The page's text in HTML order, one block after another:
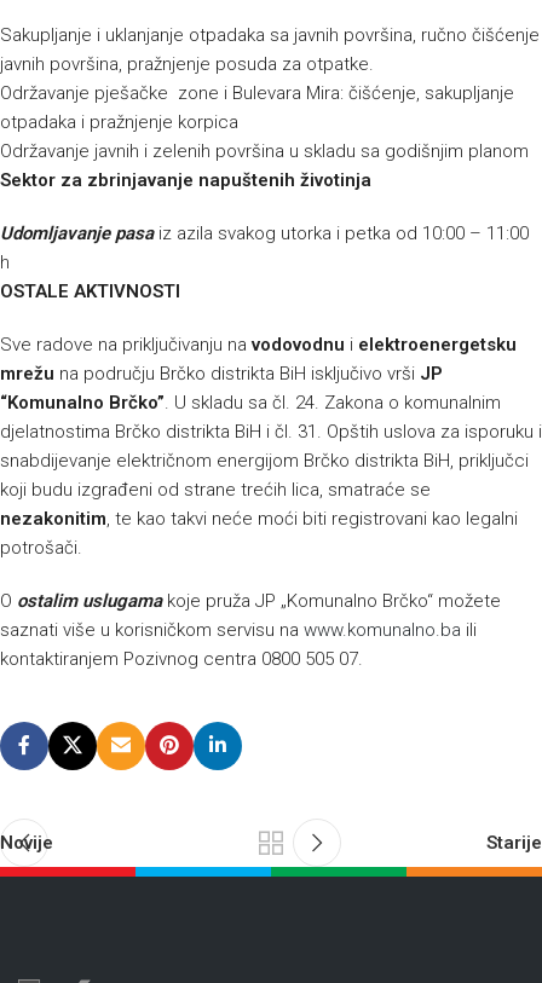
Sakupljanje i uklanjanje otpadaka sa javnih površina, ručno čišćenje
javnih površina, pražnjenje posuda za otpatke.
Održavanje pješačke zone i Bulevara Mira: čišćenje, sakupljanje
otpadaka i pražnjenje korpica
Održavanje javnih i zelenih površina u skladu sa godišnjim planom
Sektor za zbrinjavanje napuštenih životinja
Udomljavanje pasaiz azila svakog utorka i petka od 10:00 – 11:00
h
OSTALE AKTIVNOSTI
Sve radove na priključivanju navodovodnu i elektroenergetsku
mrežu na području Brčko distrikta BiH isključivo vrši JP
“Komunalno Brčko”. U skladu sa čl. 24. Zakona o komunalnim
djelatnostima Brčko distrikta BiH i čl. 31. Opštih uslova za isporuku i
snabdijevanje električnom energijom Brčko distrikta BiH, priključci
koji budu izgrađeni od strane trećih lica, smatraće se
nezakonitim, te kao takvi neće moći biti registrovani kao legalni
potrošači.
O ostalim uslugamakoje pruža JP „Komunalno Brčko“ možete
saznati više u korisničkom servisu na www.komunalno.ba ili
kontaktiranjem Pozivnog centra 0800 505 07.
Novije Starije